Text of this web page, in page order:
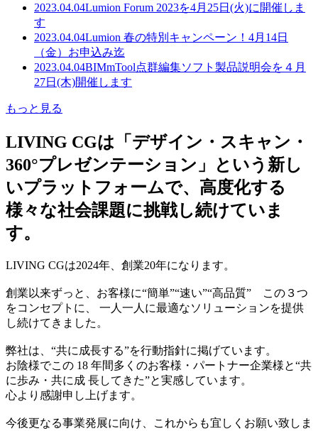
2023.04.04Lumion Forum 2023を4月25日(火)に開催しま
す
2023.04.04Lumion 春の特別キャンペーン！4月14日
（金）お申込み迄
2023.04.04BIMmTool点群編集ソフト製品説明会を４月
27日(木)開催します
もっと見る
LIVING CGは「デザイン・スキャン・
360°プレゼンテーション」という新し
いプラットフォームで、高度化する
様々な社会課題に挑戦し続けていま
す。
LIVING CGは2024年、創業20年になります。
創業以来ずっと、お客様に“簡単”“速い”“高品質” この３つ
をコンセプトに、 一人一人に最適なソリューションを提供
し続けてきました。
弊社は、“共に成長する”を行動指針に掲げています。
お陰様でこの 18 年間多くのお客様・パートナー企業様と“共
に歩み・共に成 長してきた”と実感しています。
心より感謝申し上げます。
今後更なる事業発展に向け、これからも宜しくお願い致しま